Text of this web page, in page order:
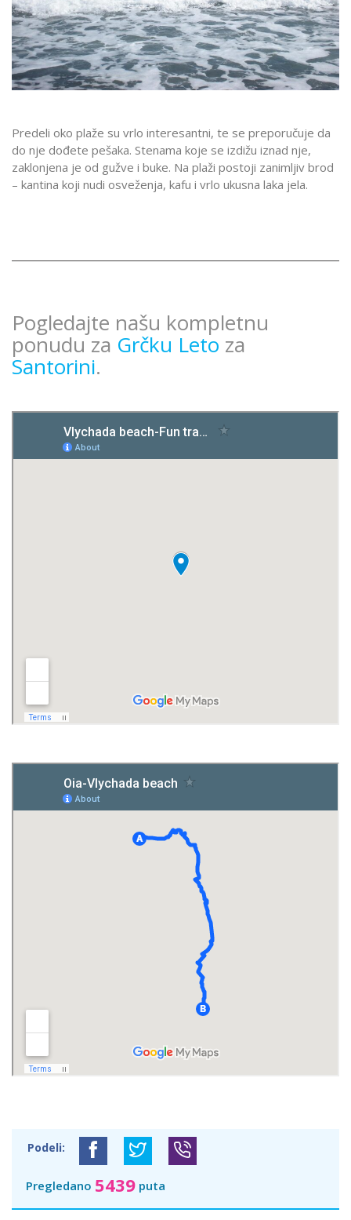
Predeli oko plaže su vrlo interesantni, te se preporučuje da
do nje dođete pešaka. Stenama koje se izdižu iznad nje,
zaklonjena je od gužve i buke. Na plaži postoji zanimljiv brod
– kantina koji nudi osveženja, kafu i vrlo ukusna laka jela.
Pogledajte našu kompletnu
ponudu za Grčku Leto za
Santorini.
Podeli:
Pregledano 5439 puta